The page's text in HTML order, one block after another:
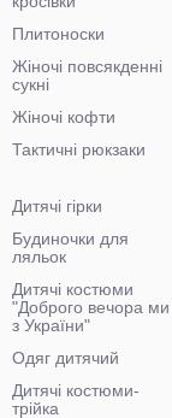
Плитоноски
Жіночі повсякденні
сукні
Жіночі кофти
Тактичні рюкзаки
Дитячі гірки
Будиночки для
ляльок
Дитячі костюми
"Доброго вечора ми
з України"
Одяг дитячий
Дитячі костюми-
трійка